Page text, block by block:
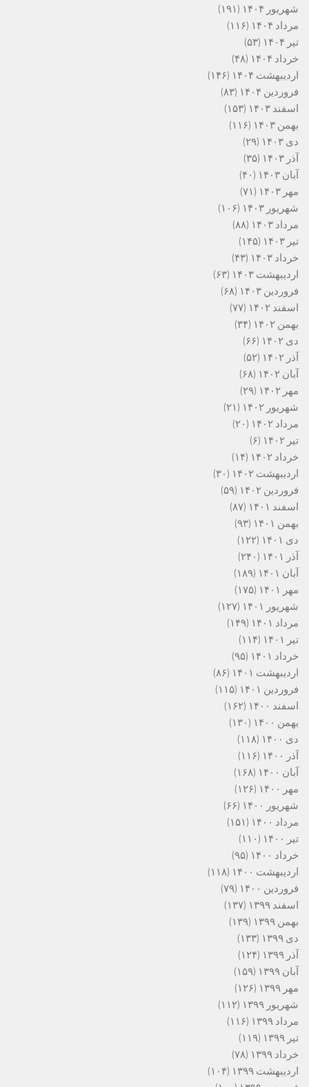
شهریور ۱۴۰۴
(۱۹۱)
مرداد ۱۴۰۴
(۱۱۶)
تیر ۱۴۰۴
(۵۳)
خرداد ۱۴۰۴
(۴۸)
اردیبهشت ۱۴۰۴
(۱۴۶)
فروردین ۱۴۰۴
(۸۳)
اسفند ۱۴۰۳
(۱۵۳)
بهمن ۱۴۰۳
(۱۱۶)
دی ۱۴۰۳
(۲۹)
آذر ۱۴۰۳
(۳۵)
آبان ۱۴۰۳
(۴۰)
مهر ۱۴۰۳
(۷۱)
شهریور ۱۴۰۳
(۱۰۶)
مرداد ۱۴۰۳
(۸۸)
تیر ۱۴۰۳
(۱۴۵)
خرداد ۱۴۰۳
(۴۳)
اردیبهشت ۱۴۰۳
(۶۳)
فروردین ۱۴۰۳
(۶۸)
اسفند ۱۴۰۲
(۷۷)
بهمن ۱۴۰۲
(۳۴)
دی ۱۴۰۲
(۶۶)
آذر ۱۴۰۲
(۵۲)
آبان ۱۴۰۲
(۶۸)
مهر ۱۴۰۲
(۲۹)
شهریور ۱۴۰۲
(۲۱)
مرداد ۱۴۰۲
(۲۰)
تیر ۱۴۰۲
(۶)
خرداد ۱۴۰۲
(۱۴)
اردیبهشت ۱۴۰۲
(۳۰)
فروردین ۱۴۰۲
(۵۹)
اسفند ۱۴۰۱
(۸۷)
بهمن ۱۴۰۱
(۹۳)
دی ۱۴۰۱
(۱۲۲)
آذر ۱۴۰۱
(۲۴۰)
آبان ۱۴۰۱
(۱۸۹)
مهر ۱۴۰۱
(۱۷۵)
شهریور ۱۴۰۱
(۱۲۷)
مرداد ۱۴۰۱
(۱۴۹)
تیر ۱۴۰۱
(۱۱۴)
خرداد ۱۴۰۱
(۹۵)
اردیبهشت ۱۴۰۱
(۸۶)
فروردین ۱۴۰۱
(۱۱۵)
اسفند ۱۴۰۰
(۱۶۲)
بهمن ۱۴۰۰
(۱۳۰)
دی ۱۴۰۰
(۱۱۸)
آذر ۱۴۰۰
(۱۱۶)
آبان ۱۴۰۰
(۱۶۸)
مهر ۱۴۰۰
(۱۲۶)
شهریور ۱۴۰۰
(۶۶)
مرداد ۱۴۰۰
(۱۵۱)
تیر ۱۴۰۰
(۱۱۰)
خرداد ۱۴۰۰
(۹۵)
اردیبهشت ۱۴۰۰
(۱۱۸)
فروردین ۱۴۰۰
(۷۹)
اسفند ۱۳۹۹
(۱۳۷)
بهمن ۱۳۹۹
(۱۳۹)
دی ۱۳۹۹
(۱۳۳)
آذر ۱۳۹۹
(۱۲۴)
آبان ۱۳۹۹
(۱۵۹)
مهر ۱۳۹۹
(۱۲۶)
شهریور ۱۳۹۹
(۱۱۲)
مرداد ۱۳۹۹
(۱۱۶)
تیر ۱۳۹۹
(۱۱۹)
خرداد ۱۳۹۹
(۷۸)
اردیبهشت ۱۳۹۹
(۱۰۴)